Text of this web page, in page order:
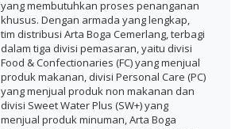
yang membutuhkan proses penanganan
khusus. Dengan armada yang lengkap,
tim distribusi Arta Boga Cemerlang, terbagi
dalam tiga divisi pemasaran, yaitu divisi
Food & Confectionaries (FC) yang menjual
produk makanan, divisi Personal Care (PC)
yang menjual produk non makanan dan
divisi Sweet Water Plus (SW+) yang
menjual produk minuman, Arta Boga